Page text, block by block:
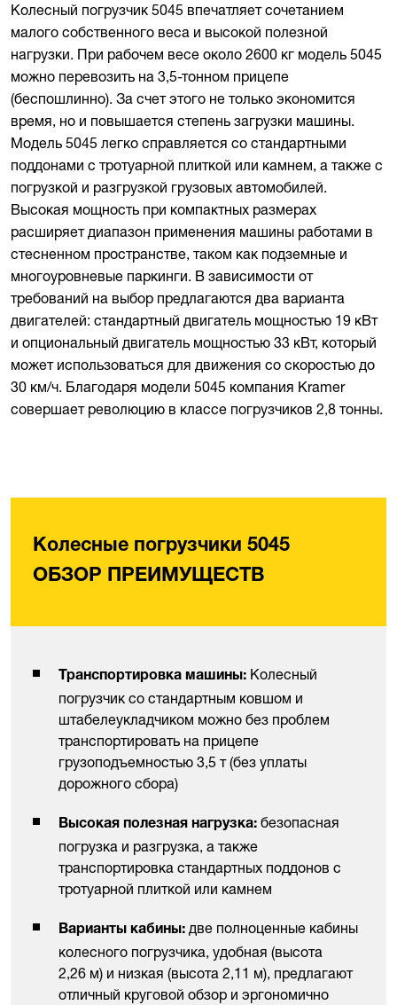
Колесный погрузчик 5045 впечатляет сочетанием
малого собственного веса и высокой полезной
нагрузки. При рабочем весе около 2600 кг модель 5045
можно перевозить на 3,5-тонном прицепе
(беспошлинно). За счет этого не только экономится
время, но и повышается степень загрузки машины.
Модель 5045 легко справляется со стандартными
поддонами с тротуарной плиткой или камнем, а также с
погрузкой и разгрузкой грузовых автомобилей.
Высокая мощность при компактных размерах
расширяет диапазон применения машины работами в
стесненном пространстве, таком как подземные и
многоуровневые паркинги. В зависимости от
требований на выбор предлагаются два варианта
двигателей: стандартный двигатель мощностью 19 кВт
и опциональный двигатель мощностью 33 кВт, который
может использоваться для движения со скоростью до
30 км/ч. Благодаря модели 5045 компания Kramer
совершает революцию в классе погрузчиков 2,8 тонны.
Колесные погрузчики 5045
ОБЗОР ПРЕИМУЩЕСТВ
Транспортировка машины: Колесный
погрузчик со стандартным ковшом и
штабелеукладчиком можно без проблем
транспортировать на прицепе
грузоподъемностью 3,5 т (без уплаты
дорожного сбора)
Высокая полезная нагрузка: безопасная
погрузка и разгрузка, а также
транспортировка стандартных поддонов с
тротуарной плиткой или камнем
Варианты кабины: две полноценные кабины
колесного погрузчика, удобная (высота
2,26 м) и низкая (высота 2,11 м), предлагают
отличный круговой обзор и эргономично